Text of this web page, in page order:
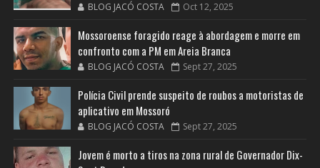
BLOG JACÓ COSTA Oct 12, 2025
Mossoroense foragido reage à abordagem e morre em
confronto com a PM em Areia Branca
BLOG JACÓ COSTA Sept 27, 2025
Polícia Civil prende suspeito de roubos a motoristas de
aplicativo em Mossoró
BLOG JACÓ COSTA Sept 27, 2025
Jovem é morto a tiros na zona rural de Governador Dix-